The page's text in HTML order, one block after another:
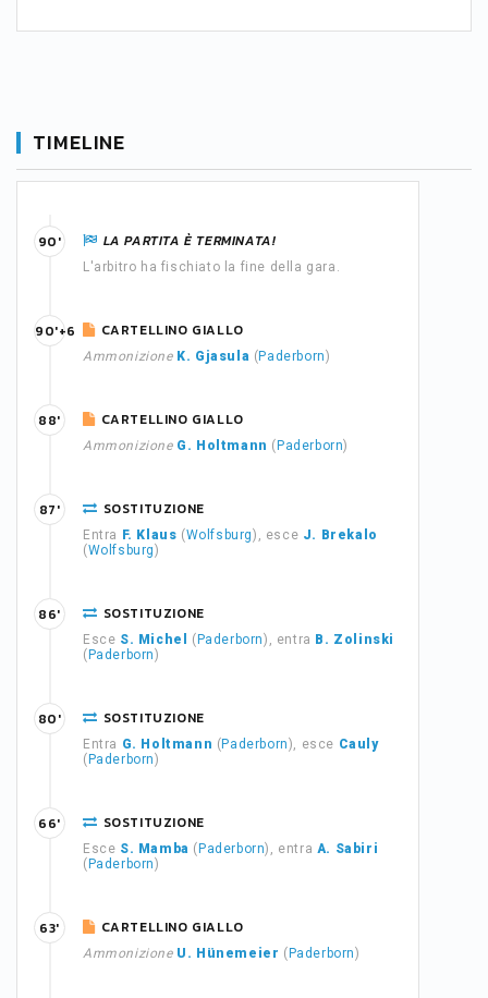
TIMELINE
LA PARTITA È TERMINATA!
L'arbitro ha fischiato la fine della gara.
90'
CARTELLINO GIALLO
Ammonizione K. Gjasula ( Paderborn)
90'+6
CARTELLINO GIALLO
Ammonizione G. Holtmann ( Paderborn)
88'
SOSTITUZIONE
Entra F. Klaus (Wolfsburg), esce J. Brekalo
(Wolfsburg)
87'
SOSTITUZIONE
Esce S. Michel ( Paderborn), entra B. Zolinski
( Paderborn)
86'
SOSTITUZIONE
Entra G. Holtmann ( Paderborn), esce Cauly
( Paderborn)
80'
SOSTITUZIONE
Esce S. Mamba ( Paderborn), entra A. Sabiri
( Paderborn)
66'
CARTELLINO GIALLO
Ammonizione U. Hünemeier ( Paderborn)
63'